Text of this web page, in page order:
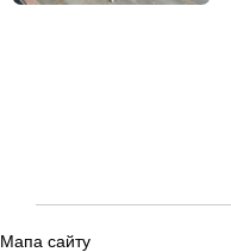
Мапа сайту